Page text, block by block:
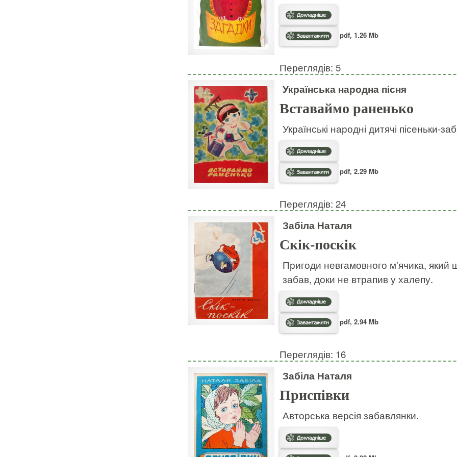
pdf, 1.26 Mb
Переглядів: 5
Українська народна пісня
Вставаймо раненько
Українські народні дитячі пісеньки-
pdf, 2.29 Mb
Переглядів: 24
Забіла Наталя
Скік-поскік
Пригоди невгамовного м'ячика, який
забав, доки не втрапив у халепу.
pdf, 2.94 Mb
Переглядів: 16
Забіла Наталя
Приспівки
Авторська версія забавлянки.